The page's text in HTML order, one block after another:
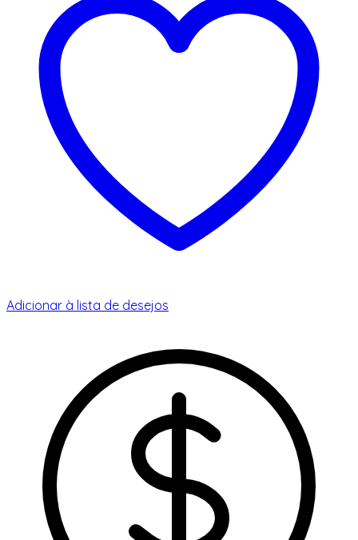
Adicionar à lista de desejos